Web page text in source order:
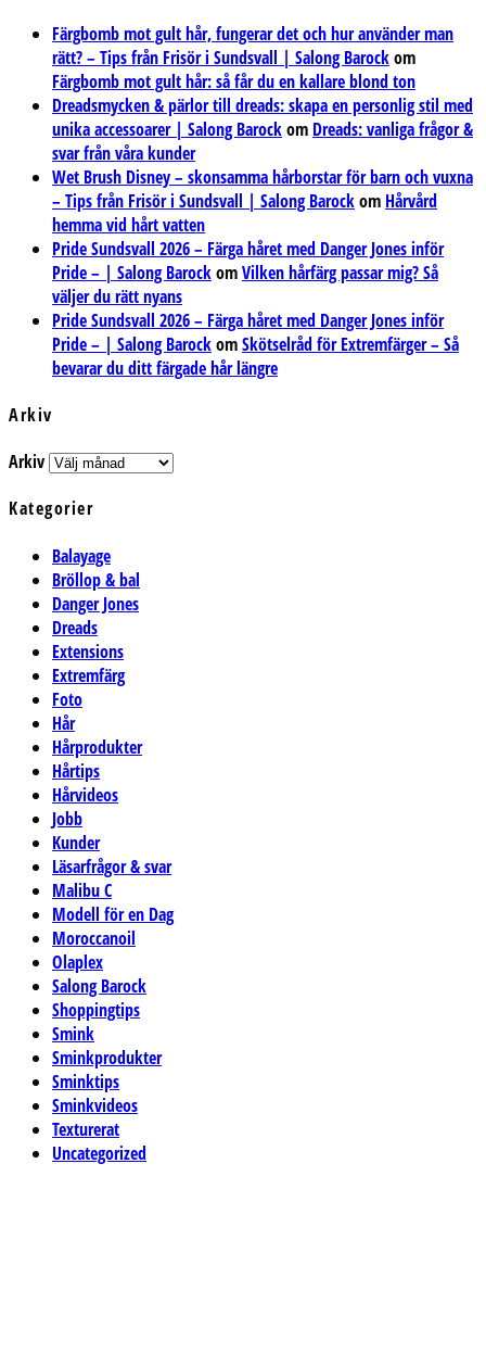
Färgbomb mot gult hår, fungerar det och hur använder man
rätt? – Tips från Frisör i Sundsvall | Salong Barockom
Färgbomb mot gult hår: så får du en kallare blond ton
Dreadsmycken & pärlor till dreads: skapa en personlig stil med
unika accessoarer | Salong Barockom Dreads: vanliga frågor &
svar från våra kunder
Wet Brush Disney – skonsamma hårborstar för barn och vuxna
– Tips från Frisör i Sundsvall | Salong Barockom Hårvård
hemma vid hårt vatten
Pride Sundsvall 2026 – Färga håret med Danger Jones inför
Pride – | Salong BarockomVilken hårfärg passar mig? Så
väljer du rätt nyans
Pride Sundsvall 2026 – Färga håret med Danger Jones inför
Pride – | Salong BarockomSkötselråd för Extremfärger – Så
bevarar du ditt färgade hår längre
Arkiv
Arkiv
Kategorier
Balayage
Bröllop & bal
Danger Jones
Dreads
Extensions
Extremfärg
Foto
Hår
Hårprodukter
Hårtips
Hårvideos
Jobb
Kunder
Läsarfrågor & svar
Malibu C
Modell för en Dag
Moroccanoil
Olaplex
Salong Barock
Shoppingtips
Smink
Sminkprodukter
Sminktips
Sminkvideos
Texturerat
Uncategorized